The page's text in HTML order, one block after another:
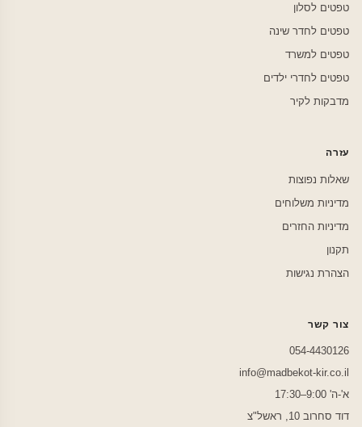
טפטים לסלון
טפטים לחדר שינה
טפטים למשרד
טפטים לחדרי ילדים
מדבקות לקיר
עזרה
שאלות נפוצות
מדיניות משלוחים
מדיניות החזרים
תקנון
הצהרת נגישות
צור קשר
054-4430126
info@madbekot-kir.co.il
א'-ה' 9:00–17:30
דוד סחרוב 10, ראשל"צ